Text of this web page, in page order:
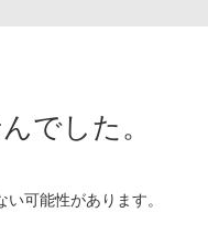
でした。
可能性があります。